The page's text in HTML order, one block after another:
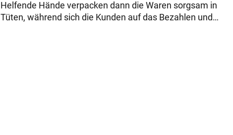
Helfende Hände verpacken dann die Waren sorgsam in
Tüten, während sich die Kunden auf das Bezahlen und